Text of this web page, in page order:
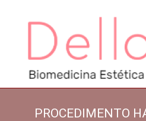
PROCEDIMENTO